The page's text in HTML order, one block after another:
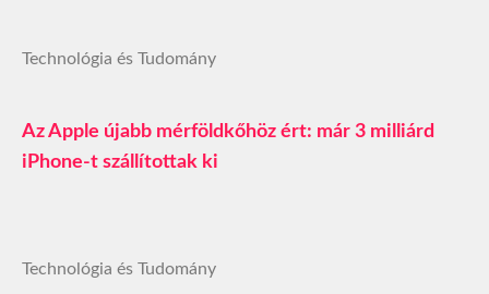
Technológia és Tudomány
Az Apple újabb mérföldkőhöz ért: már 3 milliárd
iPhone-t szállítottak ki
Technológia és Tudomány